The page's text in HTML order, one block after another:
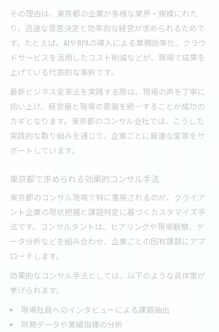
その理由は、東京都の企業が多様な業界・規模にわた
り、迅速な意思決定と効率的な経営が求められるためで
す。たとえば、AIやRPAの導入による業務効率化、クラウ
ドサービスを活用したコスト削減などが、現場で成果を
上げている代表的な事例です。
最新ビジネス変革法を実践する際は、現場の声を丁寧に
拾い上げ、経営層と現場の意識を統一することが成功の
カギとなります。東京都のコンサル会社では、こうした
実践的な取り組みを通じて、企業ごとに最適な変革をサ
ポートしています。
東京都で求められる効果的コンサル手法
東京都のコンサル現場で特に重視されるのが、クライア
ント企業の現状把握と課題特定に基づくカスタマイズ手
法です。コンサルタントは、ヒアリングや現場観察、デ
ータ分析などを組み合わせ、企業ごとの固有課題にアプ
ローチします。
効果的なコンサル手法としては、以下のような具体策が
挙げられます。
現場社員へのインタビューによる課題抽出
財務データや業績指標の分析